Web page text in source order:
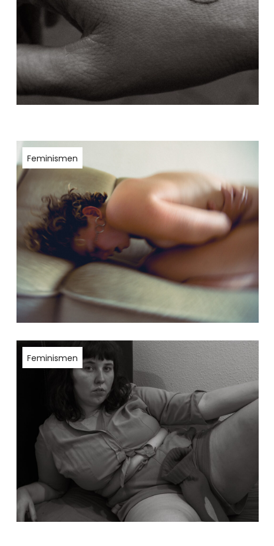
Feminismen
Feminismen